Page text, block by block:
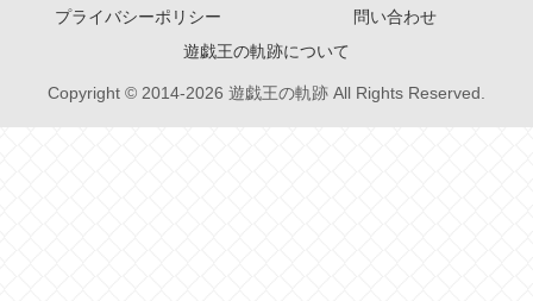
プライバシーポリシー
問い合わせ
遊戯王の軌跡について
Copyright © 2014-2026 遊戯王の軌跡 All Rights Reserved.